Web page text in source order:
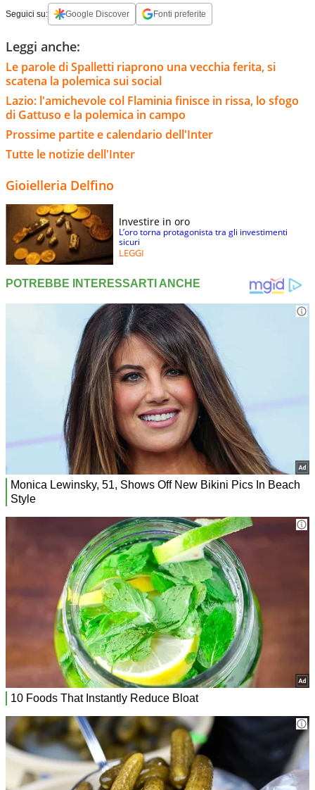
Seguici su: Google Discover Fonti preferite
Leggi anche:
Le parole di Spalletti riaprono una vecchia ferita, si
scatena la polemica sui social
Lazio: l'amichevole col Flaminia finisce in rissa, lo sfogo
di Gattuso e la polemica in campo
Prossime partite e calendario dell'Inter
Tutte le notizie dell'Inter
Gioielleria Delfino
Investire in oro
L’oro torna protagonista tra gli investimenti
sicuri
LEGGI